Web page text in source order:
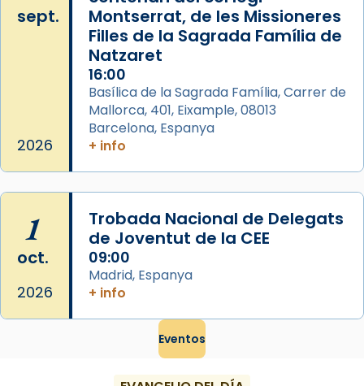
sept.
2026
Montserrat, de les Missioneres
Filles de la Sagrada Família de
Natzaret
16:00
Basílica de la Sagrada Família, Carrer de
Mallorca, 401, Eixample, 08013
Barcelona, Espanya
+ info
1
oct.
2026
Trobada Nacional de Delegats
de Joventut de la CEE
09:00
Madrid, Espanya
+ info
Eventos